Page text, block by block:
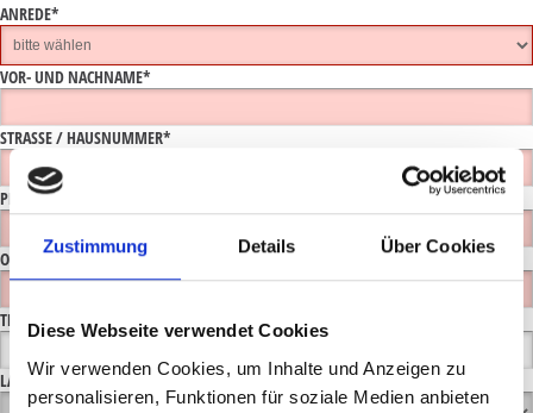
Zustimmung Details Über Cookies
Diese Webseite verwendet Cookies
Wir verwenden Cookies, um Inhalte und Anzeigen zu
personalisieren, Funktionen für soziale Medien anbieten
ANREDE*
VOR- UND NACHNAME*
STRASSE / HAUSNUMMER*
PLZ
ORT*
TELEFON
LAND*